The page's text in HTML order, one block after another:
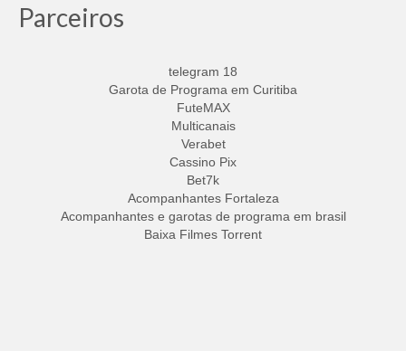
Parceiros
telegram 18
Garota de Programa em Curitiba
FuteMAX
Multicanais
Verabet
Cassino Pix
Bet7k
Acompanhantes Fortaleza
Acompanhantes e garotas de programa em brasil
Baixa Filmes Torrent